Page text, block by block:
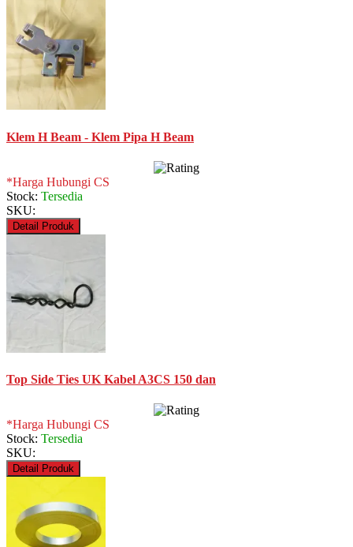
Klem H Beam - Klem Pipa H Beam
*Harga Hubungi CS
Stock: Tersedia
SKU:
Detail Produk
Top Side Ties UK Kabel A3CS 150 dan
*Harga Hubungi CS
Stock: Tersedia
SKU:
Detail Produk